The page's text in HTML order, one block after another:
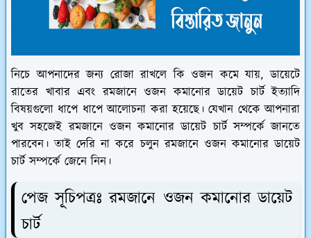
নিচে আপনাদের জন্য রোজা রাখলে কি ওজন কমে যায়, ডায়েটে
রাতের খাবার এবং রমজানে ওজন কমানোর ডায়েট চার্ট ইত্যাদি
বিষয়গুলো ধাপে ধাপে আলোচনা করা হয়েছে। যেখান থেকে আপনারা
খুব সহজেই রমজানে ওজন কমানোর ডায়েট চার্ট সম্পর্কে জানতে
পারবেন। তাই দেরি না করে চলুন রমজানে ওজন কমানোর ডায়েট
চার্ট সম্পর্কে জেনে নিন।
পেজ সূচিপত্রঃ রমজানে ওজন কমানোর ডায়েট
চার্ট